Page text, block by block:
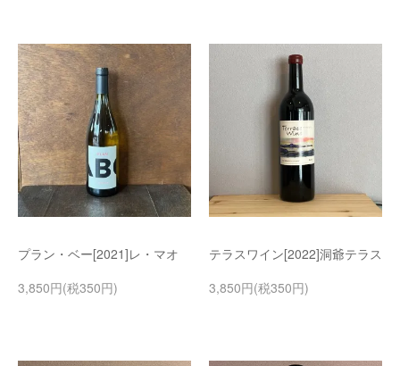
プラン・ベー[2021]レ・マオ
3,850円(税350円)
テラスワイン[2022]洞爺テラス
3,850円(税350円)